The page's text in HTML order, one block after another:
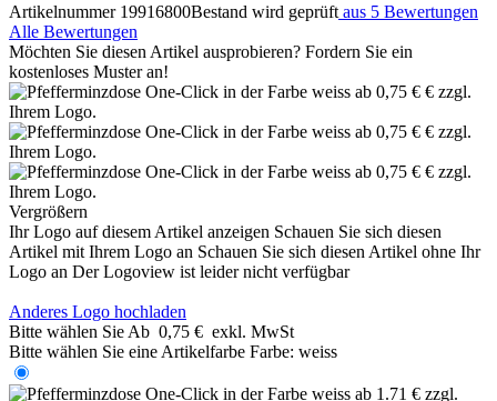
Artikelnummer 19916800Bestand wird geprüft aus 5 Bewertungen
Alle Bewertungen
Möchten Sie diesen Artikel ausprobieren? Fordern Sie ein
kostenloses Muster an!
Vergrößern
Ihr Logo auf diesem Artikel anzeigen Schauen Sie sich diesen
Artikel mit Ihrem Logo an Schauen Sie sich diesen Artikel ohne Ihr
Logo an Der Logoview ist leider nicht verfügbar
Anderes Logo hochladen
Bitte wählen Sie Ab 0,75 € exkl. MwSt
Bitte wählen Sie eine Artikelfarbe Farbe: weiss